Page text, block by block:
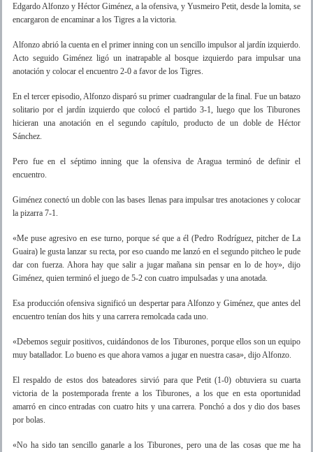
Edgardo Alfonzo y Héctor Giménez, a la ofensiva, y Yusmeiro Petit, desde la lomita, se
encargaron de encaminar a los Tigres a la victoria.
Alfonzo abrió la cuenta en el primer inning con un sencillo impulsor al jardín izquierdo.
Acto seguido Giménez ligó un inatrapable al bosque izquierdo para impulsar una
anotación y colocar el encuentro 2-0 a favor de los Tigres.
En el tercer episodio, Alfonzo disparó su primer cuadrangular de la final. Fue un batazo
solitario por el jardín izquierdo que colocó el partido 3-1, luego que los Tiburones
hicieran una anotación en el segundo capítulo, producto de un doble de Héctor
Sánchez.
Pero fue en el séptimo inning que la ofensiva de Aragua terminó de definir el
encuentro.
Giménez conectó un doble con las bases llenas para impulsar tres anotaciones y colocar
la pizarra 7-1.
«Me puse agresivo en ese turno, porque sé que a él (Pedro Rodríguez, pitcher de La
Guaira) le gusta lanzar su recta, por eso cuando me lanzó en el segundo pitcheo le pude
dar con fuerza. Ahora hay que salir a jugar mañana sin pensar en lo de hoy», dijo
Giménez, quien terminó el juego de 5-2 con cuatro impulsadas y una anotada.
Esa producción ofensiva significó un despertar para Alfonzo y Giménez, que antes del
encuentro tenían dos hits y una carrera remolcada cada uno.
«Debemos seguir positivos, cuidándonos de los Tiburones, porque ellos son un equipo
muy batallador. Lo bueno es que ahora vamos a jugar en nuestra casa», dijo Alfonzo.
El respaldo de estos dos bateadores sirvió para que Petit (1-0) obtuviera su cuarta
victoria de la postemporada frente a los Tiburones, a los que en esta oportunidad
amarró en cinco entradas con cuatro hits y una carrera. Ponchó a dos y dio dos bases
por bolas.
«No ha sido tan sencillo ganarle a los Tiburones, pero una de las cosas que me ha